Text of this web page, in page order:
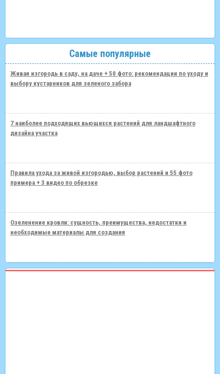
Самые популярные
Живая изгородь в саду, на даче + 50 фото: рекомендации по уходу и
выбору кустарников для зеленого забора
7 наиболее подходящих вьющихся растений для ландшафтного
дизайна участка
Правила ухода за живой изгородью, выбор растений и 55 фото
примера + 3 видео по обрезке
Озеленение кровли: сущность, преимущества, недостатки и
необходимые материалы для создания